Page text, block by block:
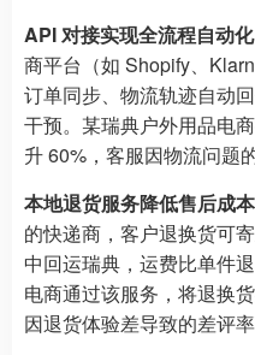
API 对接实现全流程自动化
商平台（如 Shopify、
订单同步、物流轨迹自动
干预。某瑞典户外用品电
升 60%，客服因物流问题
本地退货服务降低售后成本
的快递商，客户退换货可
中回运瑞典，运费比单件
电商通过该服务，将退换
因退货体验差导致的差评率